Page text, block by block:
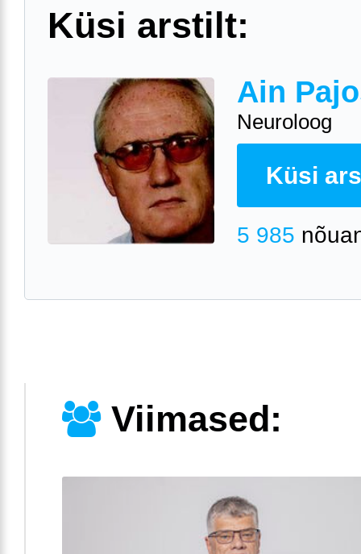
Küsi arstilt:
Ain
Neuroloog
Küsi
5 985
Viimased: